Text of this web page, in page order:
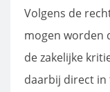
Volgens de
mogen worden
de zakelijke
daarbij direct in